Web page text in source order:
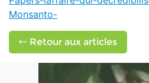
Monsanto-
Retour aux articles